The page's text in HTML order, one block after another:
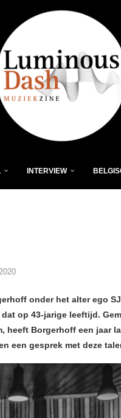
INTERVIEW
onder het alter ego
op 43-jarige leeftijd.
heeft Borgerhoff een jaar
een gesprek met deze